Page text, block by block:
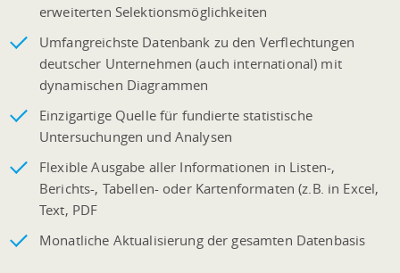
erweiterten Selektionsmöglichkeiten
Umfangreichste Datenbank zu den Verflechtungen
deutscher Unternehmen (auch international) mit
dynamischen Diagrammen
Einzigartige Quelle für fundierte statistische
Untersuchungen und Analysen
Flexible Ausgabe aller Informationen in Listen-,
Berichts-, Tabellen- oder Kartenformaten (z.B. in Excel,
Text, PDF
Monatliche Aktualisierung der gesamten Datenbasis